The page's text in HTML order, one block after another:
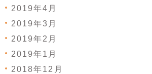
2019年4月
2019年3月
2019年2月
2019年1月
2018年12月